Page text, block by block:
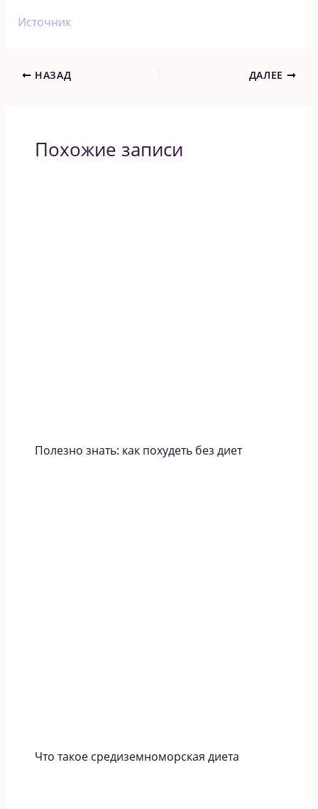
Источник
НАЗАД ДАЛЕЕ
Похожие записи
Полезно знать: как похудеть без диет
Что такое средиземноморская диета